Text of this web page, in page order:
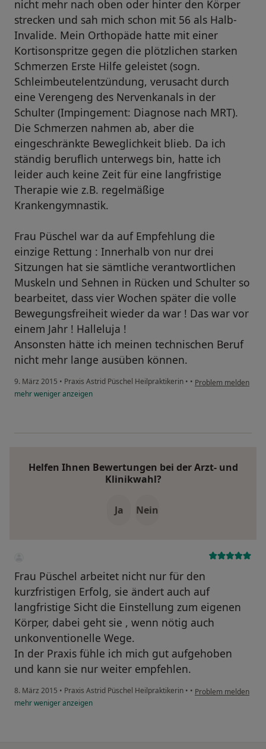
nicht mehr nach oben oder hinter den Körper
strecken und sah mich schon mit 56 als Halb-
Invalide. Mein Orthopäde hatte mit einer
Kortisonspritze gegen die plötzlichen starken
Schmerzen Erste Hilfe geleistet (sogn.
Schleimbeutelentzündung, verusacht durch
eine Verengeng des Nervenkanals in der
Schulter (Impingement: Diagnose nach MRT).
Die Schmerzen nahmen ab, aber die
eingeschränkte Beweglichkeit blieb. Da ich
ständig beruflich unterwegs bin, hatte ich
leider auch keine Zeit für eine langfristige
Therapie wie z.B. regelmäßige
Krankengymnastik.
Frau Püschel war da auf Empfehlung die
einzige Rettung : Innerhalb von nur drei
Sitzungen hat sie sämtliche verantwortlichen
Muskeln und Sehnen in Rücken und Schulter so
bearbeitet, dass vier Wochen später die volle
Bewegungsfreiheit wieder da war ! Das war vor
einem Jahr ! Halleluja !
Ansonsten hätte ich meinen technischen Beruf
nicht mehr lange ausüben können.
9. März 2015 • Praxis Astrid Püschel Heilpraktikerin • • Problem melden
mehrwenigeranzeigen
Helfen Ihnen Bewertungen bei der Arzt- und
Klinikwahl?
Ja Nein
Frau Püschel arbeitet nicht nur für den
kurzfristigen Erfolg, sie ändert auch auf
langfristige Sicht die Einstellung zum eigenen
Körper, dabei geht sie , wenn nötig auch
unkonventionelle Wege.
In der Praxis fühle ich mich gut aufgehoben
und kann sie nur weiter empfehlen.
8. März 2015 • Praxis Astrid Püschel Heilpraktikerin • • Problem melden
mehrwenigeranzeigen